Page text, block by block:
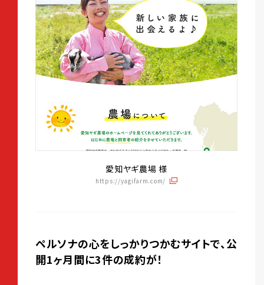
愛知ヤギ農場 様
https://yagifarm.com/
ペルソナの心をしっかりつかむサイトで、公
開1ヶ月間に3件の成約が！